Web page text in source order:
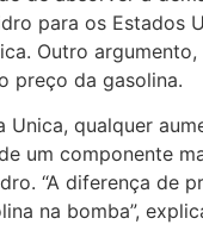
para os Estados
Outro
preço da gasolina.
Unica, qualquer
um componente
“A diferença de
na bomba”,